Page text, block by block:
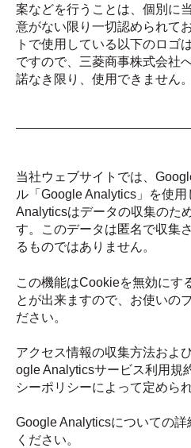
案などを行うことは、個別に
意がない限り一切認められて
トで使用している以下のロゴ
ですので、三菱商事株式会社
諾なき限り、使用できません。
当社ウェブサイトでは、
ル「Google Analytics」を使
Analyticsはデータの収集のた
す。このデータは匿名で収集
るものではありません。
この機能はCookieを無効にす
とが出来ますので、お使いの
ださい。
アクセス情報の収集方法およ
ogle Analyticsサービス利用規
シーポリシーによって定めら
Google Analyticsについての
ください。